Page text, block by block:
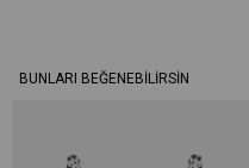
BUNLARI BEĞENEBILIRSIN